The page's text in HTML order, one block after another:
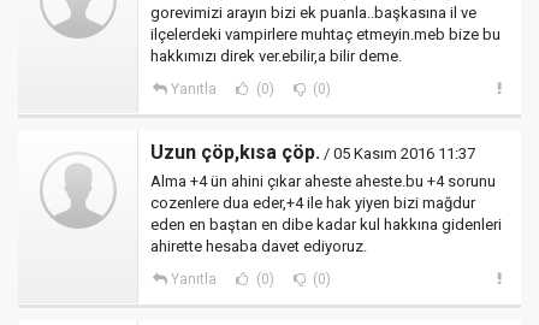
gorevimizi arayın bizi ek puanla..başkasına il ve
ilçelerdeki vampirlere muhtaç etmeyin.meb bize bu
hakkımızı direk ver.ebilir,a bilir deme.
Yanıtla (0) (0)
Uzun çöp,kısa çöp. / 05 Kasım 2016 11:37
Alma +4 ün ahini çıkar aheste aheste.bu +4 sorunu
cozenlere dua eder,+4 ile hak yiyen bizi mağdur
eden en baştan en dibe kadar kul hakkına gidenleri
ahirette hesaba davet ediyoruz.
Yanıtla (0) (0)